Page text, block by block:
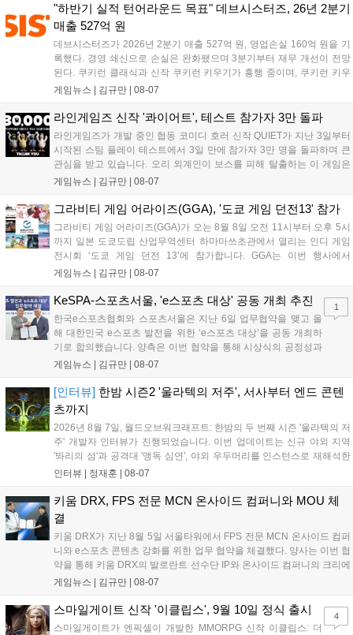
혜택을 지급하며, 상세 내용은 공식 라운지에서 확인할 수 있다. 이용자
는 게임 접속 및 주요 콘텐츠 플레이를 통해 성장을 지원받을 수 있다....
"하반기 실적 턴어라운드 목표" 데브시스터즈, 26년 2분기
매출 527억 원
데브시스터즈가 2026년 2분기 매출 527억 원, 영업손실 160억 원을 기
록했다. 경영 쇄신으로 손실은 완화됐으며 3분기부터 재무 개선이 전망
된다. 쿠키런 클래식과 신작 쿠키런 키우기가 흥행 중이며, 쿠키런 키우
기는 13일 첫 업데이트를 시작으로 2주 간격의 콘텐츠를 제공한다. 또한
이다. 회사는 비용 효율화와 신작 흥행을 통해 하반기 실적 턴어라운드
를 이끌 방침이다....
게임뉴스 | 김규만 08-07
라인게임즈 신작 '콰이어트', 테스트 참가자 3만 돌파
라인게임즈가 개발 중인 협동 코미디 호러 신작 QUIET가 지난 3일부터
시작된 스팀 플레이 테스트에서 3일 만에 참가자 3만 명을 돌파하며 큰
관심을 받고 있습니다. 오리 외계인이 보스를 피해 탈출하는 이 게임은
최대 4인 협동을 지원하며, 소음 관리와 물리 법칙을 활용한 전략적 플레
을 개선 중이며, 상세 정보는 스팀 페이지에서 확인 가능합니다....
게임뉴스 | 김규만 08-07
그라비티 게임 어라이즈(GGA), '도쿄 게임 던전13' 참가
그라비티 게임 어라이즈(GGA)가 오는 8월 8일 오전 11시부터 오후 5시
까지 일본 도쿄도립 산업무역센터 하마마쓰초관에서 열리는 인디 게임
전시회 ‘도쿄 게임 던전 13’에 참가합니다. GGA는 이번 행사에서
‘JALECO ARCADE COLLECTION’ 시리즈의 미공개 작품 12종을 최초
입니다. 시연 참여 관람객에게는 선착순으로 특별 굿즈를 증정하며, 인
디 게임 생태계 활성화와 신규 타이틀 반응 확인을 목표로 합니다....
게임뉴스 | 김규만 08-07
KeSPA-스포츠서울, 'e스포츠 대상' 공동 개최 추진
한국e스포츠협회와 스포츠서울은 지난 6일 업무협약을 맺고 올
해 대한민국 e스포츠 발전을 위한 ‘e스포츠 대상’을 공동 개최하
기로 합의했습니다. 양측은 이번 협약을 통해 시상식의 공정성과
전문성을 강화하고 MZ세대를 겨냥한 미디어 영향력을 확대해 e
김영만 회장은 10년 만에 재추진되는 이번 시상식이 e스포츠의
성과와 가치를 널리 알리는 권위 있는 행사가 되도록 노력하겠다
고 밝혔습니다....
게임뉴스 | 김규만 08-07
1
[인터뷰] 한밤 시즌2 '울라텍의 저주', 서사부터 엔드 콘텐
츠까지
2026년 8월 7일, 월드오브워크래프트: 한밤의 두 번째 시즌 '울라텍의 저
주' 개발자 인터뷰가 진행되었습니다. 이번 업데이트는 신규 야외 지역
'똬리의 섬'과 공격대 '맹독 심연', 야외 우두머리를 인스턴스로 재해석한
'소굴'을 포함합니다. 개발진은 하우징 시스템 개선 및 신화+ 던전 로테이
를 표했습니다....
인터뷰 | 정재훈 08-07
키움 DRX, FPS 전문 MCN 온사이드 컴퍼니와 MOU 체
결
키움 DRX가 지난 8월 5일 서울타워에서 FPS 전문 MCN 온사이드 컴퍼
니와 e스포츠 콘텐츠 강화를 위한 업무 협약을 체결했다. 양사는 이번 협
약을 통해 키움 DRX의 발로란트 선수단 IP와 온사이드 컴퍼니의 크리에
이터 네트워크를 결합하여 정규 및 특별 콘텐츠를 공동 기획한다. 또한
오프라인 연계 프로그램을 순차적으로 선보이며 e스포츠 생태계 확장에
나설 계획이다....
게임뉴스 | 김규만 08-07
스마일게이트 신작 '이클립스', 9월 10일 정식 출시
스마일게이트가 엔픽셀이 개발한 MMORPG 신작 이클립스: 더
4